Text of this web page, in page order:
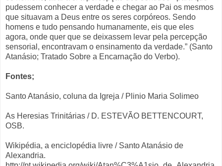
pudessem conhecer a verdade e chegar ao Pai os mesmos
que situavam a Deus entre os seres corpóreos. Sendo
homens e tudo pensando humanamente, eis que eles
agora, onde quer que se deixassem levar pela percepção
sensorial, encontravam o ensinamento da verdade.” (Santo
Atanásio; Tratado Sobre a Encarnação do Verbo).
Fontes;
Santo Atanásio, coluna da Igreja / Plinio Maria Solimeo
As Heresias Trinitárias / D. ESTEVÃO BETTENCOURT,
OSB.
Wikipédia, a enciclopédia livre / Santo Atanásio de
Alexandria.